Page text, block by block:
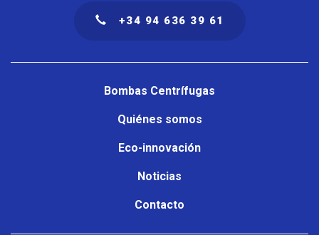
+34 94 636 39 61
Bombas Centrífugas
Quiénes somos
Eco-innovación
Noticias
Contacto